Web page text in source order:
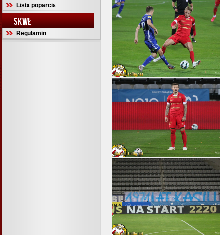
Lista poparcia
SKWŁ
Regulamin